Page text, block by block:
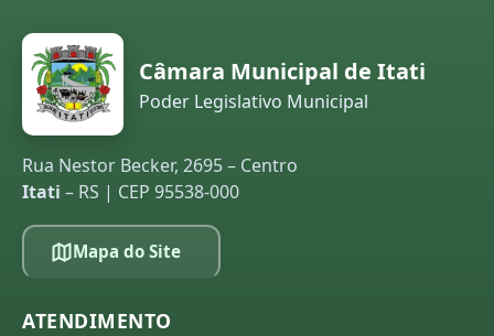
Câmara Municipal de Itati
Poder Legislativo Municipal
Rua Nestor Becker, 2695 – Centro
Itati – RS | CEP 95538-000
Mapa do Site
ATENDIMENTO